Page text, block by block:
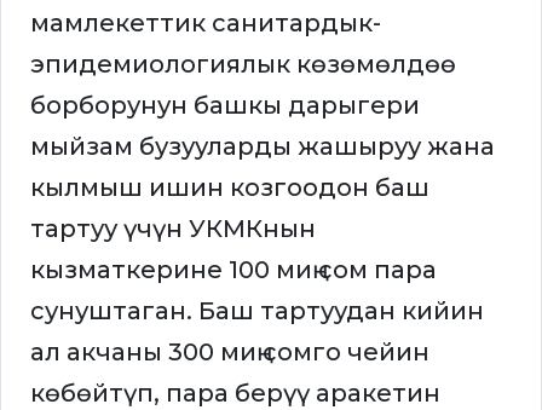
мамлекеттик санитардык-
эпидемиологиялык көзөмөлдөө
борборунун башкы дарыгери
мыйзам бузууларды жашыруу жана
кылмыш ишин козгоодон баш
тартуу үчүн УКМКнын
кызматкерине 100 миң сом пара
сунуштаган. Баш тартуудан кийин
ал акчаны 300 миң сомго чейин
көбөйтүп, пара берүү аракетин